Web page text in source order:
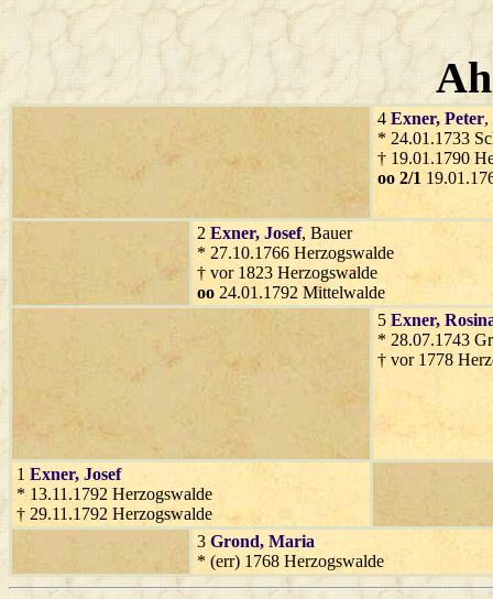
4 Exner, Peter,
* 24.01.1733
† 19.01.1790
oo 2/1
2 Exner, Josef, Bauer
* 27.10.1766 Herzogswalde
† vor 1823 Herzogswalde
oo 24.01.1792 Mittelwalde
5 Exner,
* 28.07.1743
† vor 1778
1 Exner, Josef
* 13.11.1792 Herzogswalde
† 29.11.1792 Herzogswalde
3 Grond, Maria
* (err) 1768 Herzogswalde